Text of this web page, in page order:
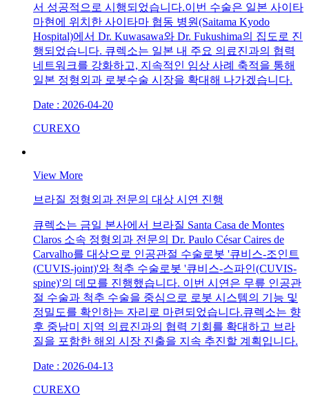
서 성공적으로 시행되었습니다. 이번 수술은 일본 사이타
마현에 위치한 사이타마 협동 병원(Saitama Kyodo
Hospital)에서 Dr. Kuwasawa와 Dr. Fukushima의 집도로 진
행되었습니다. 큐렉소는 일본 내 주요 의료진과의 협력
네트워크를 강화하고, 지속적인 임상 사례 축적을 통해
일본 정형외과 로봇수술 시장을 확대해 나가겠습니다.
Date : 2026-04-20
CUREXO
View More
브라질 정형외과 전문의 대상 시연 진행
큐렉소는 금일 본사에서 브라질 Santa Casa de Montes
Claros 소속 정형외과 전문의 Dr. Paulo César Caires de
Carvalho를 대상으로 인공관절 수술로봇 '큐비스-조인트
(CUVIS-joint)'와 척추 수술로봇 '큐비스-스파인(CUVIS-
spine)'의 데모를 진행했습니다. 이번 시연은 무릎 인공관
절 수술과 척추 수술을 중심으로 로봇 시스템의 기능 및
정밀도를 확인하는 자리로 마련되었습니다. 큐렉소는 향
후 중남미 지역 의료진과의 협력 기회를 확대하고 브라
질을 포함한 해외 시장 진출을 지속 추진할 계획입니다.
Date : 2026-04-13
CUREXO